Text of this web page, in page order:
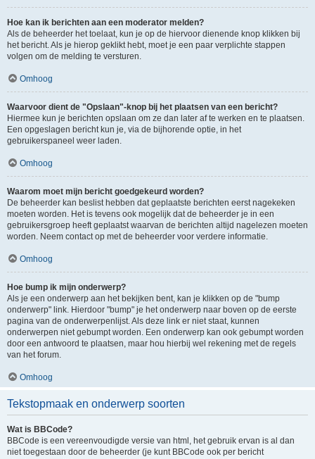
Hoe kan ik berichten aan een moderator melden?
Als de beheerder het toelaat, kun je op de hiervoor dienende knop klikken bij
het bericht. Als je hierop geklikt hebt, moet je een paar verplichte stappen
volgen om de melding te versturen.
Omhoog
Waarvoor dient de "Opslaan"-knop bij het plaatsen van een bericht?
Hiermee kun je berichten opslaan om ze dan later af te werken en te plaatsen.
Een opgeslagen bericht kun je, via de bijhorende optie, in het
gebruikerspaneel weer laden.
Omhoog
Waarom moet mijn bericht goedgekeurd worden?
De beheerder kan beslist hebben dat geplaatste berichten eerst nagekeken
moeten worden. Het is tevens ook mogelijk dat de beheerder je in een
gebruikersgroep heeft geplaatst waarvan de berichten altijd nagelezen moeten
worden. Neem contact op met de beheerder voor verdere informatie.
Omhoog
Hoe bump ik mijn onderwerp?
Als je een onderwerp aan het bekijken bent, kan je klikken op de "bump
onderwerp" link. Hierdoor "bump" je het onderwerp naar boven op de eerste
pagina van de onderwerpenlijst. Als deze link er niet staat, kunnen
onderwerpen niet gebumpt worden. Een onderwerp kan ook gebumpt worden
door een antwoord te plaatsen, maar hou hierbij wel rekening met de regels
van het forum.
Omhoog
Tekstopmaak en onderwerp soorten
Wat is BBCode?
BBCode is een vereenvoudigde versie van html, het gebruik ervan is al dan
niet toegestaan door de beheerder (je kunt BBCode ook per bericht